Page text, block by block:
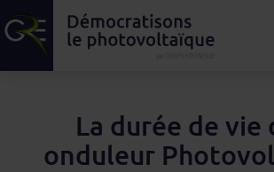
La durée de vie
onduleur